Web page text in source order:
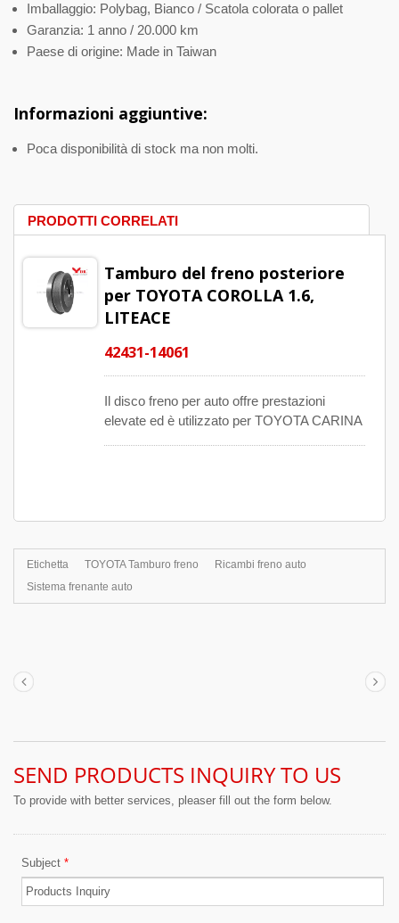
Imballaggio: Polybag, Bianco / Scatola colorata o pallet
Garanzia: 1 anno / 20.000 km
Paese di origine: Made in Taiwan
Informazioni aggiuntive:
Poca disponibilità di stock ma non molti.
PRODOTTI CORRELATI
Tamburo del freno posteriore
per TOYOTA COROLLA 1.6,
LITEACE
42431-14061
Il disco freno per auto offre prestazioni
elevate ed è utilizzato per TOYOTA CARINA
prodotti con una tecnologia e un design
compatibili OE sono 42431-12040, 42431-
dei clienti, abbiamo ricevuto ottimi feedback
dai nostri clienti.
Etichetta TOYOTA Tamburo freno Ricambi freno auto
Sistema frenante auto